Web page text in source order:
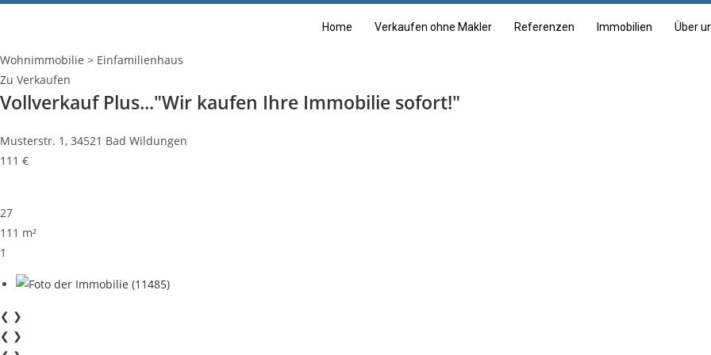
Home Verkaufen ohne Makler Referenzen Immobilien Über
Wohnimmobilie > Einfamilienhaus
Zu Verkaufen
Vollverkauf Plus..."Wir kaufen Ihre Immobilie sofort!"
Musterstr. 1, 34521 Bad Wildungen
111 €
27
111 m²
1
❮ ❯
❮ ❯